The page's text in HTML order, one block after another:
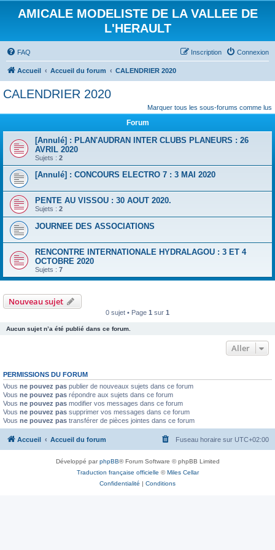
AMICALE MODELISTE DE LA VALLEE DE
L'HERAULT
FAQ Connexion
Inscription
Accueil Accueil du forum CALENDRIER 2020
CALENDRIER 2020
Marquer tous les sous-forums comme lus
Forum
[Annulé] : PLAN'AUDRAN INTER CLUBS PLANEURS : 26
AVRIL 2020
Sujets : 2
[Annulé] : CONCOURS ELECTRO 7 : 3 MAI 2020
PENTE AU VISSOU : 30 AOUT 2020.
Sujets : 2
JOURNEE DES ASSOCIATIONS
RENCONTRE INTERNATIONALE HYDRALAGOU : 3 ET 4
OCTOBRE 2020
Sujets : 7
Nouveau sujet
0 sujet • Page 1 sur 1
Aucun sujet n’a été publié dans ce forum.
Aller
PERMISSIONS DU FORUM
Vous ne pouvez pas publier de nouveaux sujets dans ce forum
Vous ne pouvez pas répondre aux sujets dans ce forum
Vous ne pouvez pas modifier vos messages dans ce forum
Vous ne pouvez pas supprimer vos messages dans ce forum
Vous ne pouvez pas transférer de pièces jointes dans ce forum
Accueil Accueil du forum Fuseau horaire sur UTC+02:00
Développé parphpBB® Forum Software © phpBB Limited
Traduction française officielle ©Miles Cellar
Confidentialité | Conditions